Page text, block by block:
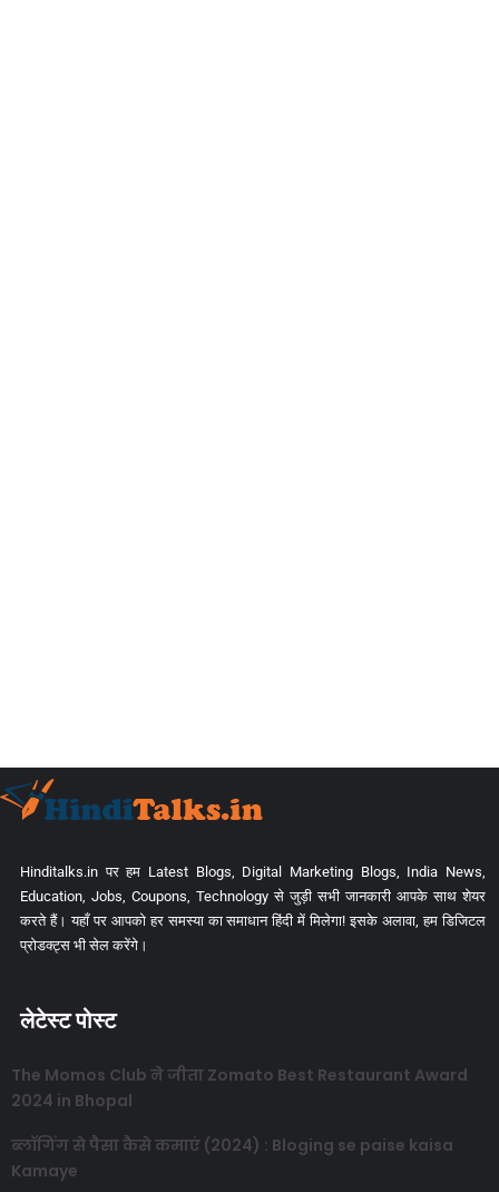
Hinditalks.in पर हम Latest Blogs, Digital Marketing Blogs, India News,
Education, Jobs, Coupons, Technology से जुड़ी सभी जानकारी आपके साथ शेयर
करते हैं। यहाँ पर आपको हर समस्या का समाधान हिंदी में मिलेगा! इसके अलावा, हम डिजिटल
प्रोडक्ट्स भी सेल करेंगे।
लेटेस्ट पोस्ट
The Momos Club ने जीता Zomato Best Restaurant Award
2024 in Bhopal
ब्लॉगिंग से पैसा कैसे कमाएं (2024) : Bloging se paise kaisa
Kamaye